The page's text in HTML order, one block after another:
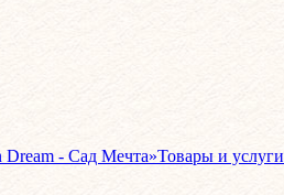
Dream - Сад Мечта»Товары и услуги